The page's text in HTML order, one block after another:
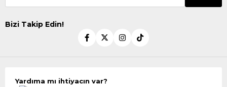
Bizi Takip Edin!
Yardıma mı ihtiyacın var?